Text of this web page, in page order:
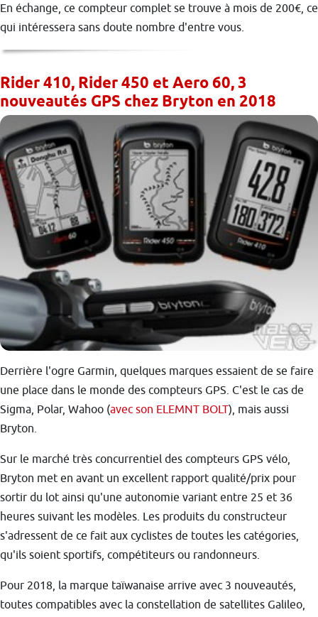
En échange, ce compteur complet se trouve à mois de 200€, ce
qui intéressera sans doute nombre d'entre vous.
Rider 410, Rider 450 et Aero 60, 3
nouveautés GPS chez Bryton en 2018
Derrière l'ogre Garmin, quelques marques essaient de se faire
une place dans le monde des compteurs GPS. C'est le cas de
Sigma, Polar, Wahoo (avec son ELEMNT BOLT), mais aussi
Bryton.
Sur le marché très concurrentiel des compteurs GPS vélo,
Bryton met en avant un excellent rapport qualité/prix pour
sortir du lot ainsi qu'une autonomie variant entre 25 et 36
heures suivant les modèles. Les produits du constructeur
s'adressent de ce fait aux cyclistes de toutes les catégories,
qu'ils soient sportifs, compétiteurs ou randonneurs.
Pour 2018, la marque taïwanaise arrive avec 3 nouveautés,
toutes compatibles avec la constellation de satellites Galileo,